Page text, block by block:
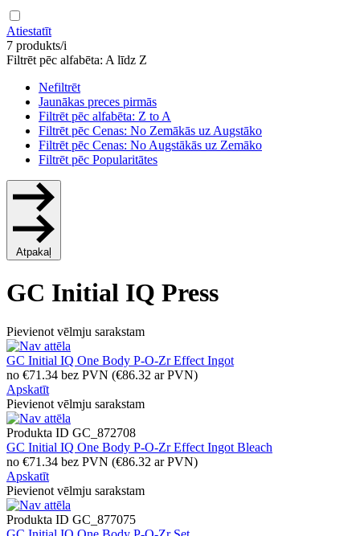
Atiestatīt
7 produkts/i
Filtrēt pēc alfabēta: A līdz Z
Nefiltrēt
Jaunākas preces pirmās
Filtrēt pēc alfabēta: Z to A
Filtrēt pēc Cenas: No Zemākās uz Augstāko
Filtrēt pēc Cenas: No Augstākās uz Zemāko
Filtrēt pēc Popularitātes
Atpakaļ
GC Initial IQ Press
Pievienot vēlmju sarakstam
GC Initial IQ One Body P-O-Zr Effect Ingot
no €71.34 bez PVN (€86.32 ar PVN)
Apskatīt
Pievienot vēlmju sarakstam
Produkta ID GC_872708
GC Initial IQ One Body P-O-Zr Effect Ingot Bleach
no €71.34 bez PVN (€86.32 ar PVN)
Apskatīt
Pievienot vēlmju sarakstam
Produkta ID GC_877075